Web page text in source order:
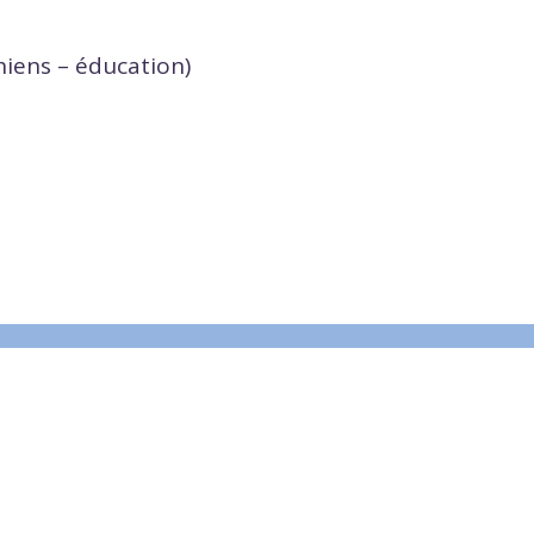
– éducation)